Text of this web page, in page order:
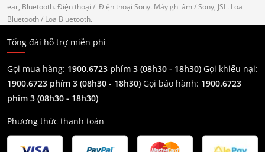
ear, Bluetooth. Điện thoại / Điện thoại Sony. Máy ghi âm / Sony, JSL. Loa
Bluetooth/ Loa Bluetooth.
Tổng đài hỗ trợ miễn phí
Gọi mua hàng: 1900.6723 phím 3 (08h30 - 18h30) Gọi khiếu nại:
1900.6723 phím 3 (08h30 - 18h30) Gọi bảo hành: 1900.6723
phím 3 (08h30 - 18h30)
Phương thức thanh toán